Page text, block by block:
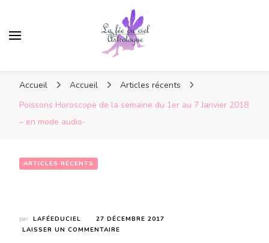
Accueil Accueil
Articles récents
Poissons Horoscope de la semaine du 1er au 7 Janvier 2018
– en mode audio-
ARTICLES RÉCENTS
par LAFÉEDUCIEL
27 DÉCEMBRE 2017
LAISSER UN COMMENTAIRE